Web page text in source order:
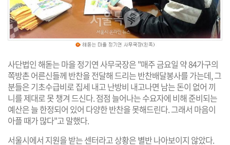
사단법인 해돋는 마을 정기연 사무국장은 "매주 금요일 약 84가구의
쪽방촌 어른신들께 반찬을 전달해 드리는 반찬배달봉사를 가는데, 그
분들은 기초수급비로 집세 내고 난방비 내고나면 남는 돈이 없어 끼
니를 제대로 못 챙겨 드신다. 점점 늘어나는 수요자에 비해 준비되는
예산은 늘 한정되어 있어 다양한 반찬을 못해드린다. 그래서 마음이
아플 때가 많다"고 말했다.
서울시에서 지원을 받는 센터라고 상황은 별반 나아보이지 않았다.